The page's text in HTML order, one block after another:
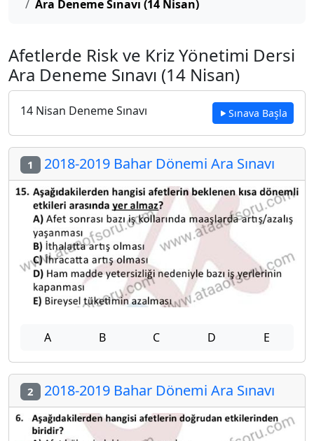
Ara Deneme Sınavı (14 Nisan)
Afetlerde Risk ve Kriz Yönetimi Dersi
Ara Deneme Sınavı (14 Nisan)
14 Nisan Deneme Sınavı Sınava Başla
1 2018-2019 Bahar Dönemi Ara Sınavı
A B C D E
2 2018-2019 Bahar Dönemi Ara Sınavı